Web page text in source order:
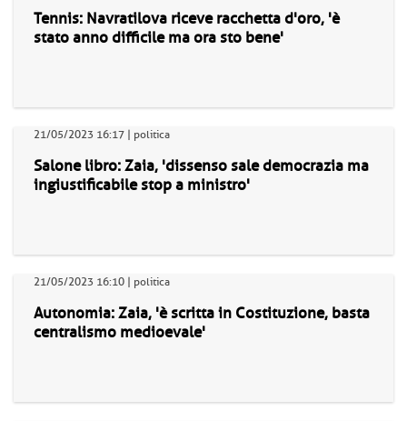
Tennis: Navratilova riceve racchetta d'oro, 'è
stato anno difficile ma ora sto bene'
21/05/2023 16:17 | politica
Salone libro: Zaia, 'dissenso sale democrazia ma
ingiustificabile stop a ministro'
21/05/2023 16:10 | politica
Autonomia: Zaia, 'è scritta in Costituzione, basta
centralismo medioevale'